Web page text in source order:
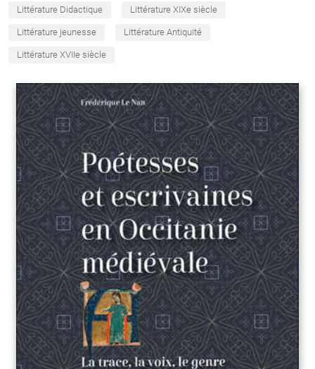
Littérature Didactique Littérature XIXe siècle
Littérature jeunesse Littérature Antiquité
Littérature XVIIe siècle